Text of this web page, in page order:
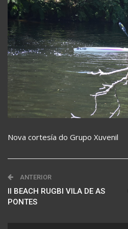
Nova cortesía do Grupo Xuvenil
ANTERIOR
II BEACH RUGBI VILA DE AS
PONTES